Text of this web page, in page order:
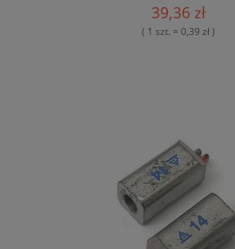
39,36 zł
( 1 szt. = 0,39 zł )